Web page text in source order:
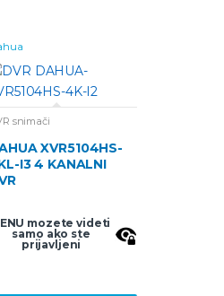
snimači
XVR5104HS-
I3 4 KANALNI
mozete videti
samo ako ste
prijavljeni